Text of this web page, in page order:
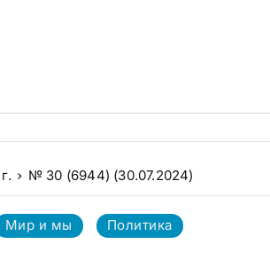
№ 30 (6944) (30.07.2024)
Мир и мы Политика